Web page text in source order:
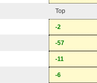
Top
-2
-57
-11
-6